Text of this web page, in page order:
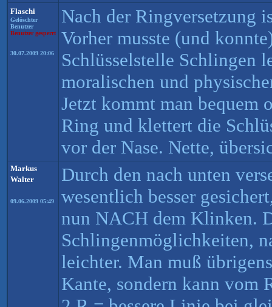
Flaschi
Gelöschter
Benutzer
Benutzer gesperrt
30.07.2009 20:06
Nach der Ringversetzung
Vorher musste (und
Schlüsselstelle Schlingen
moralischen und
Jetzt kommt man bequem
Ring und klettert die
vor der Nase. Nette,
Markus
Walter
09.06.2009 05:49
Durch den nach unten
wesentlich besser
nun NACH dem Klinken.
Schlingenmöglichkeiten,
leichter. Man muß
Kante, sondern kann vom